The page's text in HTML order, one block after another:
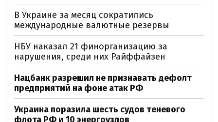
В Украине за месяц сократились
международные валютные резервы
НБУ наказал 21 финорганизацию за
нарушения, среди них Райффайзен
Нацбанк разрешил не признавать дефолт
предприятий на фоне атак РФ
Украина поразила шесть судов теневого
флота РФ и 10 энергоузлов